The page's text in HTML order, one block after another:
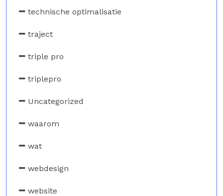
technische optimalisatie
traject
triple pro
triplepro
Uncategorized
waarom
wat
webdesign
website